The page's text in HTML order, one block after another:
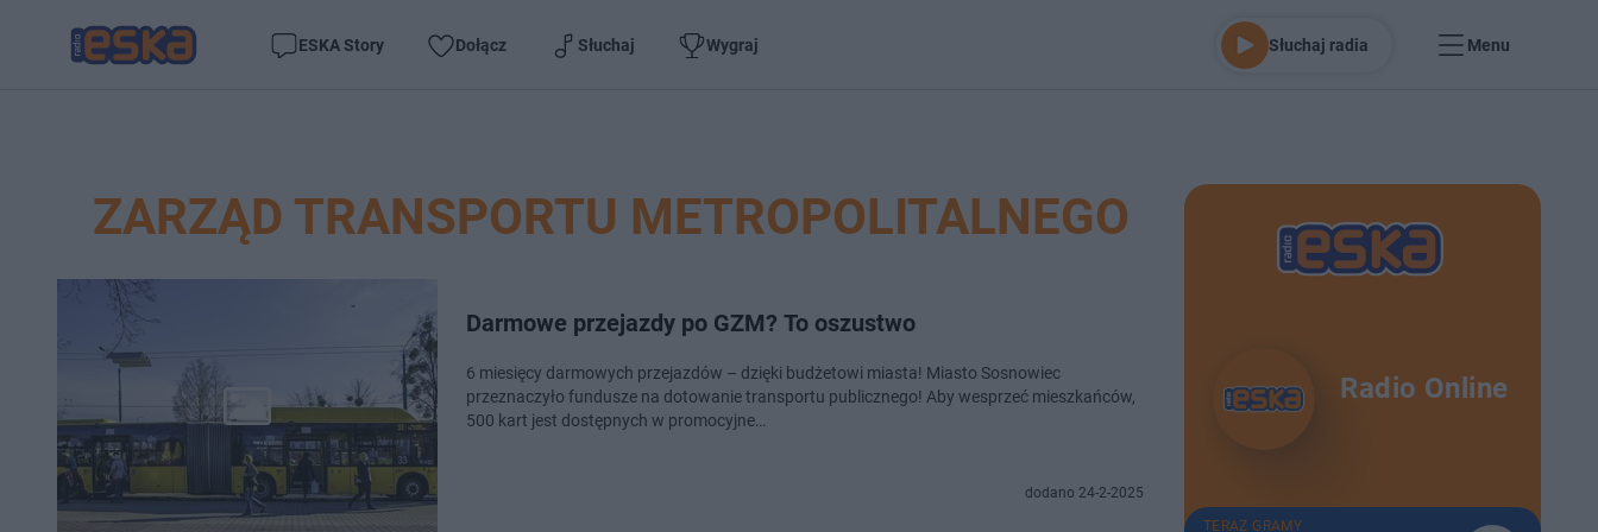
ESKA Story Dołącz Słuchaj Wygraj Słuchaj radia Menu
ZARZĄD TRANSPORTU METROPOLITALNEGO
Darmowe przejazdy po GZM? To oszustwo
6 miesięcy darmowych przejazdów – dzięki budżetowi miasta! Miasto Sosnowiec
przeznaczyło fundusze na dotowanie transportu publicznego! Aby wesprzeć mieszkańców,
500 kart jest dostępnych w promocyjne…
dodano 24-2-2025
Radio Online
TERAZ GRAMY